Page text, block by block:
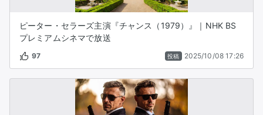
ピーター・セラーズ主演『チャンス（1979）』｜NHK BS
プレミアムシネマで放送
97 投稿 2025/10/08 17:26